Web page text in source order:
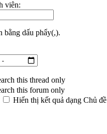
viên:
bằng dấu phẩy(,).
this thread only
this forum only
Hiển thị kết quả dạng Chủ đề